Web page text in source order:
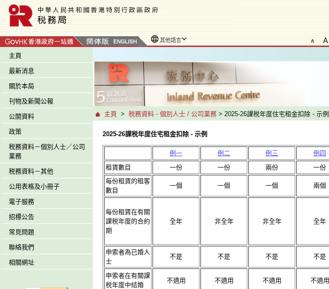
其他語言
主頁
最新消息
關於本局
刊物及新聞公報
公開資料
政策
税務資料－個別人士／公司
業務
税務資料－其他
公用表格及小冊子
電子服務
招標公告
常見問題
聯絡我們
相關網址
主頁 > 税務資料 - 個別人士 / 公司業務 > 2025-26課税年度住宅租金扣除 - 示例
2025-26課税年度住宅租金扣除 - 示例
例一 例二 例三 例四
租賃數目
一份 一份 兩份 一份
每份租賃的租客
數目
一個 一個 一個 兩個
每份租賃在有關
課税年度的合約
期
全年 非全年 非全年 全年
申索者為已婚人
士
不是 不是 不是 不是
申索者在有關課
税年度中結婚
不適用 不適用 不適用 不適用